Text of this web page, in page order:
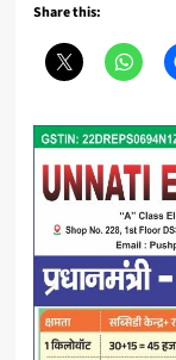
Share this: